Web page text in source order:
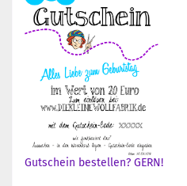
Gutschein bestellen? GERN!